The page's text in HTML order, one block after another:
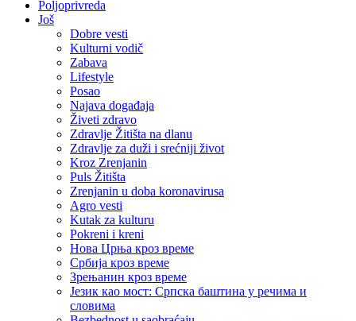
Poljoprivreda
Još
Dobre vesti
Kulturni vodič
Zabava
Lifestyle
Posao
Najava događaja
Živeti zdravo
Zdravlje Žitišta na dlanu
Zdravlje za duži i srećniji život
Kroz Zrenjanin
Puls Žitišta
Zrenjanin u doba koronavirusa
Agro vesti
Kutak za kulturu
Pokreni i kreni
Нова Црња кроз време
Србија кроз време
Зрењанин кроз време
Језик као мост: Српска баштина у речима и
словима